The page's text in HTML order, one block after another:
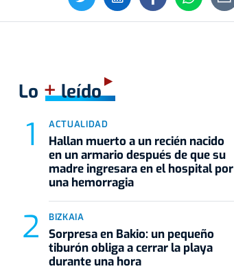
Lo +leído
ACTUALIDAD
Hallan muerto a un recién nacido
en un armario después de que su
madre ingresara en el hospital por
una hemorragia
BIZKAIA
Sorpresa en Bakio: un pequeño
tiburón obliga a cerrar la playa
durante una hora